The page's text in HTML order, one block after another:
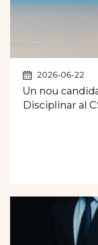
2026-06-22
Un nou
Disciplinar al